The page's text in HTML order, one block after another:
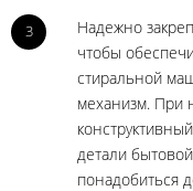
3
Надежно
чтобы
стиральной
механизм. При
детали
понадобиться